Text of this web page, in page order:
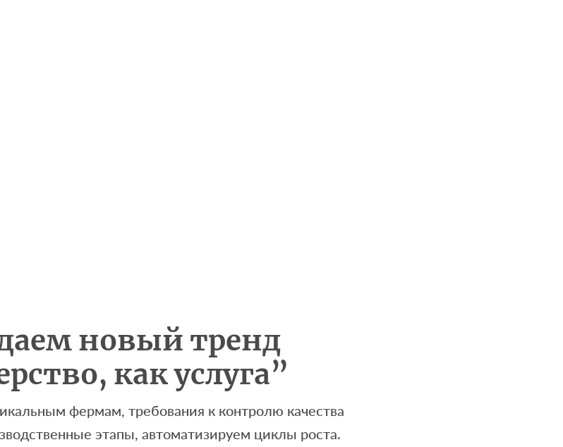
новый тренд
как услуга”
фермам, требования к контролю качества
этапы, автоматизируем циклы роста.